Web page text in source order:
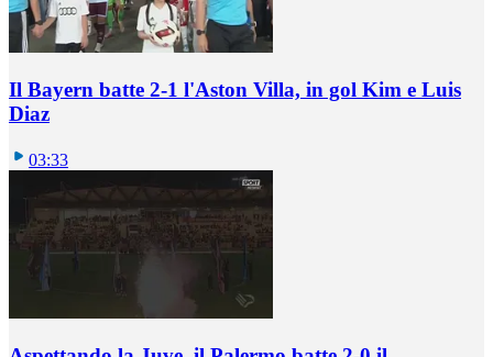
Il Bayern batte 2-1 l'Aston Villa, in gol Kim e Luis
Diaz
03:33